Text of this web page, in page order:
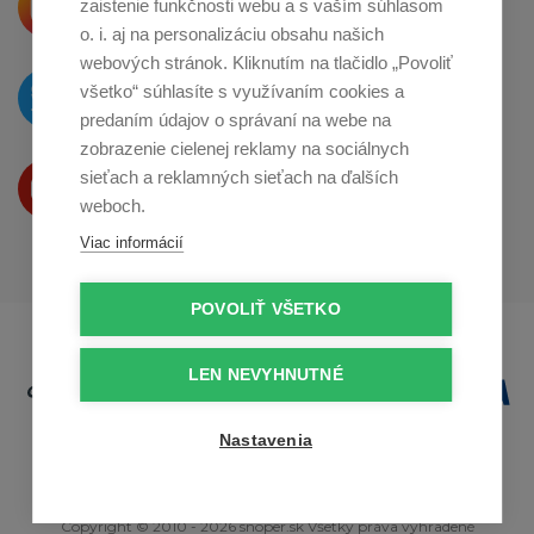
o zdieľanie naInstagrame
O novinkách píšeme
na Twitteri
Produkty Vám predstavujeme
naYoutube
Copyright © 2010 - 2026 snoper.sk Všetky práva vyhradené
zaistenie funkčnosti webu a s vaším súhlasom
o. i. aj na personalizáciu obsahu našich
webových stránok. Kliknutím na tlačidlo „Povoliť
všetko“ súhlasíte s využívaním cookies a
predaním údajov o správaní na webe na
zobrazenie cielenej reklamy na sociálnych
sieťach a reklamných sieťach na ďalších
weboch.
Viac informácií
POVOLIŤ VŠETKO
LEN NEVYHNUTNÉ
Nastavenia